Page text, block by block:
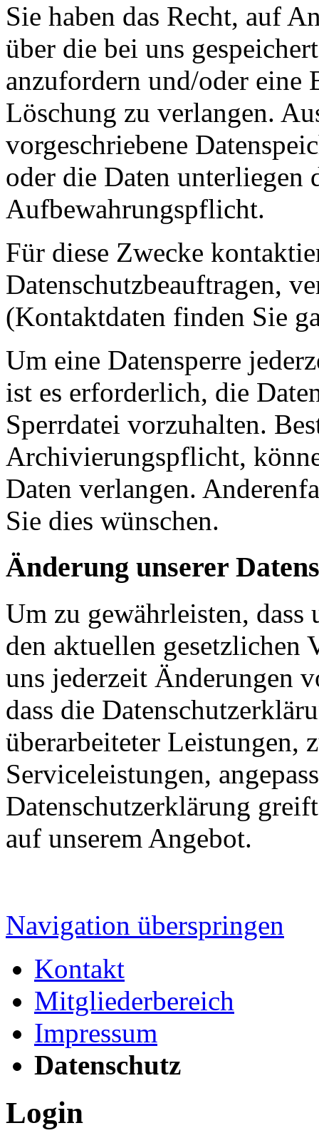
Sie haben das Recht, auf
über die bei uns
anzufordern und/oder eine
Löschung zu verlangen.
vorgeschriebene
oder die Daten unterliegen
Aufbewahrungspflicht.
Für diese Zwecke
Datenschutzbeauftragen,
(Kontaktdaten finden Sie
Um eine Datensperre
ist es erforderlich, die
Sperrdatei vorzuhalten.
Archivierungspflicht,
Daten verlangen.
Sie dies wünschen.
Änderung unserer
Um zu gewährleisten, dass
den aktuellen gesetzlichen
uns jederzeit Änderungen
dass die
überarbeiteter Leistungen,
Serviceleistungen,
Datenschutzerklärung
auf unserem Angebot.
Navigation überspringen
Kontakt
Mitgliederbereich
Impressum
Datenschutz
Login